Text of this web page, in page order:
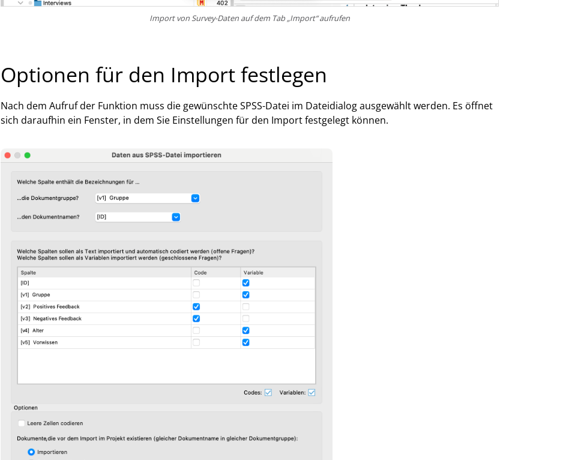
Import von Survey-Daten auf dem Tab „Import“ aufrufen
Optionen für den Import festlegen
Nach dem Aufruf der Funktion muss die gewünschte SPSS-Datei im Dateidialog ausgewählt werden. Es öffnet
sich daraufhin ein Fenster, in dem Sie Einstellungen für den Import festgelegt können.